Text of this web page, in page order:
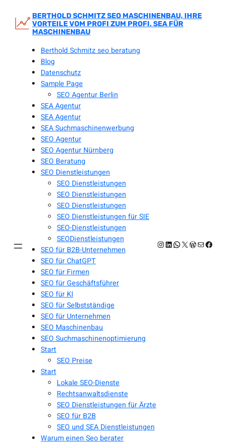
Inhalt
springen
BERTHOLD SCHMITZ SEO MASCHINENBAU, IHRE
VORTEILE VOM PROFI ZUM PROFI. SEA FÜR
MASCHINENBAU
Berthold Schmitz seo beratung
Blog
Datenschutz
Sample Page
SEO Agentur Berlin
SEA Agentur
SEA Agentur
SEA Suchmaschinenwerbung
SEO Agentur
SEO Agentur Nürnberg
SEO Beratung
SEO Dienstleistungen
SEO Dienstleistungen
SEO Dienstleistungen
SEO Dienstleistungen
SEO Dienstleistungen für SIE
SEO-Dienstleistungen
SEODienstleistungen
SEO für B2B-Unternehmen
SEO für ChatGPT
SEO für Firmen
SEO für Geschäftsführer
SEO für KI
SEO für Selbstständige
SEO für Unternehmen
SEO Maschinenbau
SEO Suchmaschinenoptimierung
Start
SEO Preise
Start
Lokale SEO-Dienste
Rechtsanwaltsdienste
SEO Dienstleistungen für Ärzte
SEO für B2B
SEO und SEA Dienstleistungen
Warum einen Seo berater
Instagram
LinkedIn
WhatsApp
X E-Mail